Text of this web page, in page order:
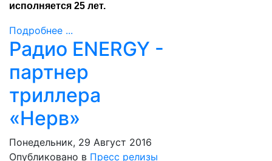
исполняется 25 лет.
Подробнее ...
Радио ENERGY -
партнер
триллера
«Нерв»
Понедельник, 29 Август 2016
Опубликовано в Пресс релизы